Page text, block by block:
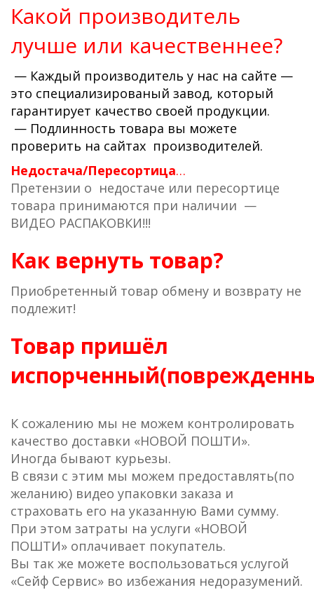
Какой производитель
лучше или качественнее?
— Каждый производитель у нас на сайте —
это специализированый завод, который
гарантирует качество своей продукции.
— Подлинность товара вы можете
проверить на сайтах производителей.
Недостача/Пересортица…
Претензии о недостаче или пересортице
товара принимаются при наличии —
ВИДЕО РАСПАКОВКИ!!!
Как вернуть товар?
Приобретенный товар обмену и возврату не
подлежит!
Товар пришёл
К сожалению мы не можем контролировать
качество доставки «НОВОЙ ПОШТИ».
Иногда бывают курьезы.
В связи с этим мы можем предоставлять(по
желанию) видео упаковки заказа и
страховать его на указанную Вами сумму.
При этом затраты на услуги «НОВОЙ
ПОШТИ» оплачивает покупатель.
Вы так же можете воспользоваться услугой
«Сейф Сервис» во избежания недоразумений.